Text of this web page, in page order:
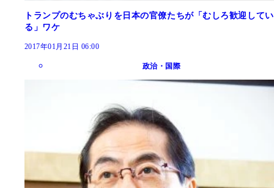
トランプのむちゃぶりを日本の官僚たちが「むしろ歓迎してい
る」ワケ
2017年01月21日 06:00
政治・国際